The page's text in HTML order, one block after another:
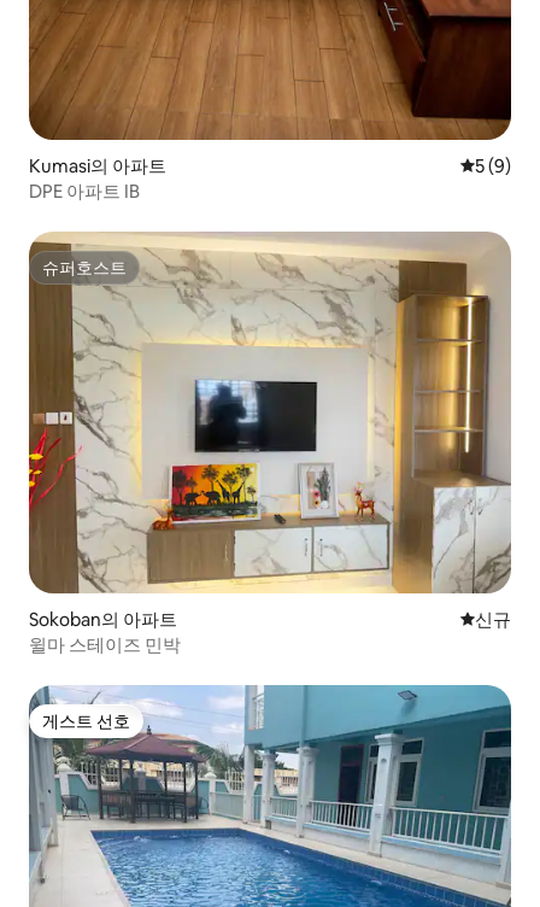
Kumasi의 아파트 평점 5점
5 (9)
DPE 아파트 IB
슈퍼호스트
슈퍼호스트
Sokoban의 아파트 신규 숙소
신규
윌마 스테이즈 민박
게스트 선호
게스트 선호